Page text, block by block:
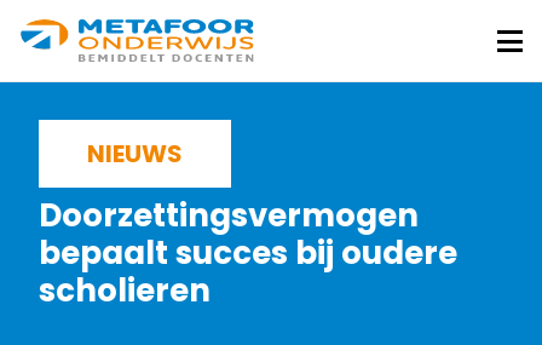
Metafoor
Onderwijs
NIEUWS
Doorzettingsvermogen
bepaalt succes bij oudere
scholieren